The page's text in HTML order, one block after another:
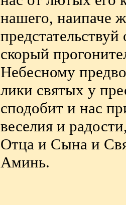
нашего, наипаче
скорый
Небесному
лики святых у
сподобит и нас
веселия и
Отца и Сына и
Аминь.